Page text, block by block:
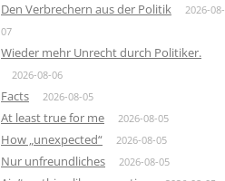
Den Verbrechern aus der Politik
2026-08-
07
Wieder mehr Unrecht durch Politiker.
2026-08-06
Facts 2026-08-05
At least true for me 2026-08-05
How „unexpected“ 2026-08-05
Nur unfreundliches 2026-08-05